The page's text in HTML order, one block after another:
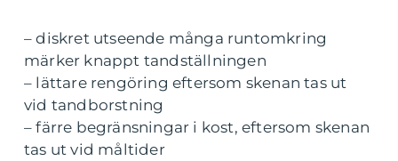
– diskret utseende många runtomkring
märker knappt tandställningen
– lättare rengöring eftersom skenan tas ut
vid tandborstning
– färre begränsningar i kost, eftersom skenan
tas ut vid måltider